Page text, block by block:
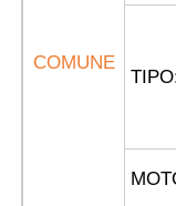
COMUNE